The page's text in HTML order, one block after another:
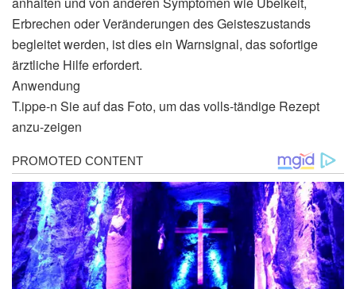
Erbrechen oder Veränderungen des Geisteszustands
begleitet werden, ist dies ein Warnsignal, das sofortige
ärztliche Hilfe erfordert.
Anwendung
T.ippe-n Sie auf das Foto, um das volls-tändige Rezept
anzu-zeigen